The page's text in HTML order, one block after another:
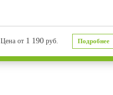
Цена от 1 190 руб. Подробнее